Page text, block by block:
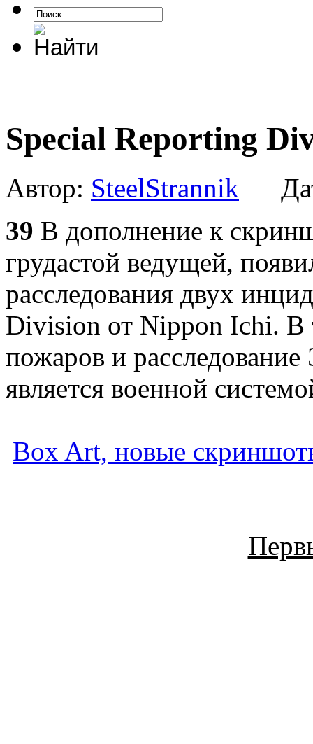
Special Reporting
Автор: SteelStrannik
39 В дополнение к
грудастой ведущей,
расследования двух
Division от Nippon Ichi. В
пожаров и
является военной
Box Art, новые